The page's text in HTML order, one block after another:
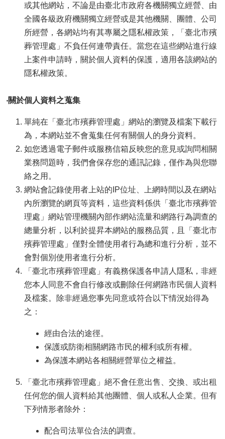
或其他網站，不論是由臺北市政府各機關獨立經營、由
全國各級政府機關獨立經營或是其他機關、團體、公司
所經營，各網站均有其專屬之隱私權政策，「臺北市殯
葬管理處」不負任何連帶責任。當您在這些網站進行線
上案件申請時，關於個人資料的保護，適用各該網站的
隱私權政策。
‧關於個人資料之蒐集
單純在「臺北市殯葬管理處」網站的瀏覽及檔案下載行
為，本網站並不會蒐集任何有關個人的身分資料。
如您透過電子郵件或服務信箱反映您的意見或詢問相關
業務問題時，我們會保存您的通訊記錄，僅作為與您聯
絡之用。
網站會記錄使用者上站的IP位址、上網時間以及在網站
內所瀏覽的網頁等資料，這些資料係供「臺北市殯葬管
理處」網站管理機關內部作網站流量和網路行為調查的
總量分析，以利於提昇本網站的服務品質，且「臺北市
殯葬管理處」僅對全體使用者行為總和進行分析，並不
會對個別使用者進行分析。
「臺北市殯葬管理處」有義務保護各申請人隱私，非經
您本人同意不會自行修改或刪除任何網路市民個人資料
及檔案。除非經過您事先同意或符合以下情況始得為
之：
經由合法的途徑。
保護或防衛相關網路市民的權利或所有權。
為保護本網站各相關經營單位之權益。
「臺北市殯葬管理處」絕不會任意出售、交換、或出租
任何您的個人資料給其他團體、個人或私人企業。但有
下列情形者除外：
配合司法單位合法的調查。